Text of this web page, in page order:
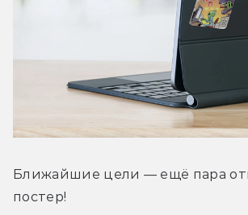
Ближайшие цели — ещё пара
постер!